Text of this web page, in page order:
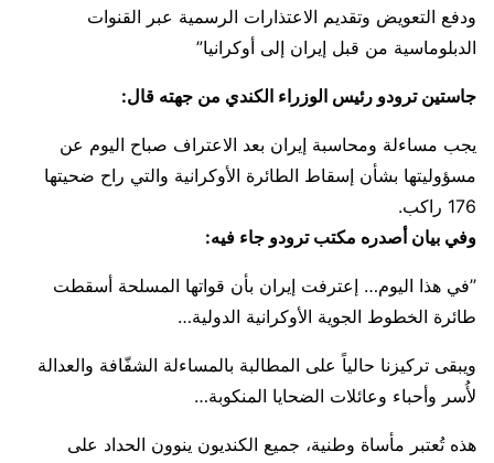
ودفع التعويض وتقديم الاعتذارات الرسمية عبر القنوات
الدبلوماسية من قبل إيران إلى أوكرانيا”
جاستين ترودو رئيس الوزراء الكندي من جهته قال:
يجب مساءلة ومحاسبة إيران بعد الاعتراف صباح اليوم عن
مسؤوليتها بشأن إسقاط الطائرة الأوكرانية والتي راح ضحيتها
176 راكب.
وفي بيان أصدره مكتب ترودو جاء فيه:
’’في هذا اليوم… إعترفت إيران بأن قواتها المسلحة أسقطت
طائرة الخطوط الجوية الأوكرانية الدولية…
ويبقى تركيزنا حالياً على المطالبة بالمساءلة الشفّافة والعدالة
لأُسر وأحباء وعائلات الضحايا المنكوبة…
هذه تُعتبر مأساة وطنية، جميع الكنديون ينوون الحداد على